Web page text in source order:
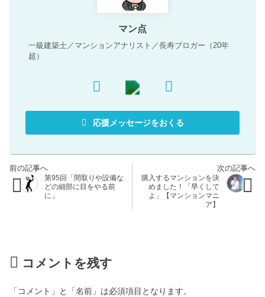
マン点
一級建築士／マンションアナリスト／長寿ブロガー（20年
超）
応援メッセージをおくる
第95回「間取りや設備な
どの細部に目をやる前
に」
購入するマンションを決
めました！「早くして
よ」【マンションマニ
ア】
コメントを残す
「コメント」と「名前」は必須項目となります。